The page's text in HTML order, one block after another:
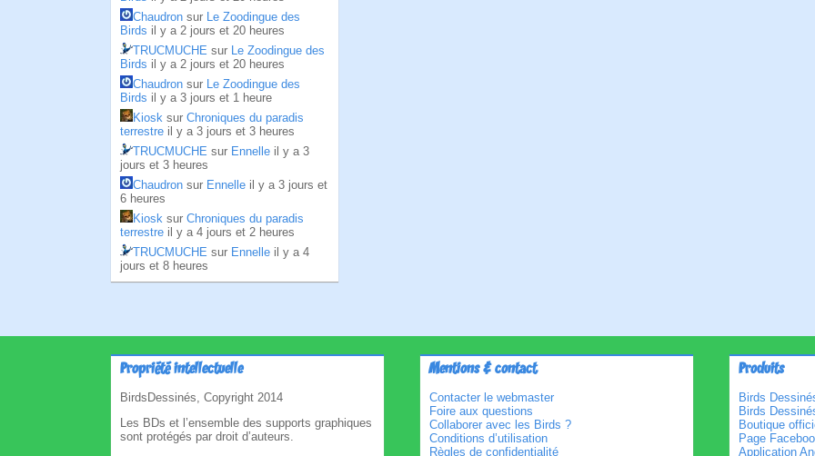
Chaudron sur Le Zoodingue des
Birds il y a 2 jours et 20 heures
TRUCMUCHE sur Le Zoodingue des
Birds il y a 2 jours et 20 heures
Chaudron sur Le Zoodingue des
Birds il y a 3 jours et 1 heure
Kiosk sur Chroniques du paradis
terrestre il y a 3 jours et 3 heures
TRUCMUCHE sur Ennelle il y a 3
jours et 3 heures
Chaudron sur Ennelle il y a 3 jours et
6 heures
Kiosk sur Chroniques du paradis
terrestre il y a 4 jours et 2 heures
TRUCMUCHE sur Ennelle il y a 4
jours et 8 heures
Propriété intellectuelle
BirdsDessinés, Copyright 2014
Les BDs et l’ensemble des supports graphiques
sont protégés par droit d’auteurs.
Mentions & contact
Contacter le webmaster
Foire aux questions
Collaborer avec les Birds ?
Conditions d’utilisation
Règles de confidentialité
Produits
Birds
Birds
Boutique
Page
Application